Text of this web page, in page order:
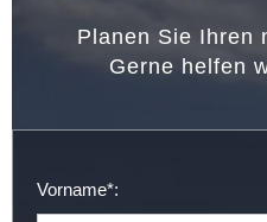
Planen Sie Ihren
Gerne helfen
Vorname*: